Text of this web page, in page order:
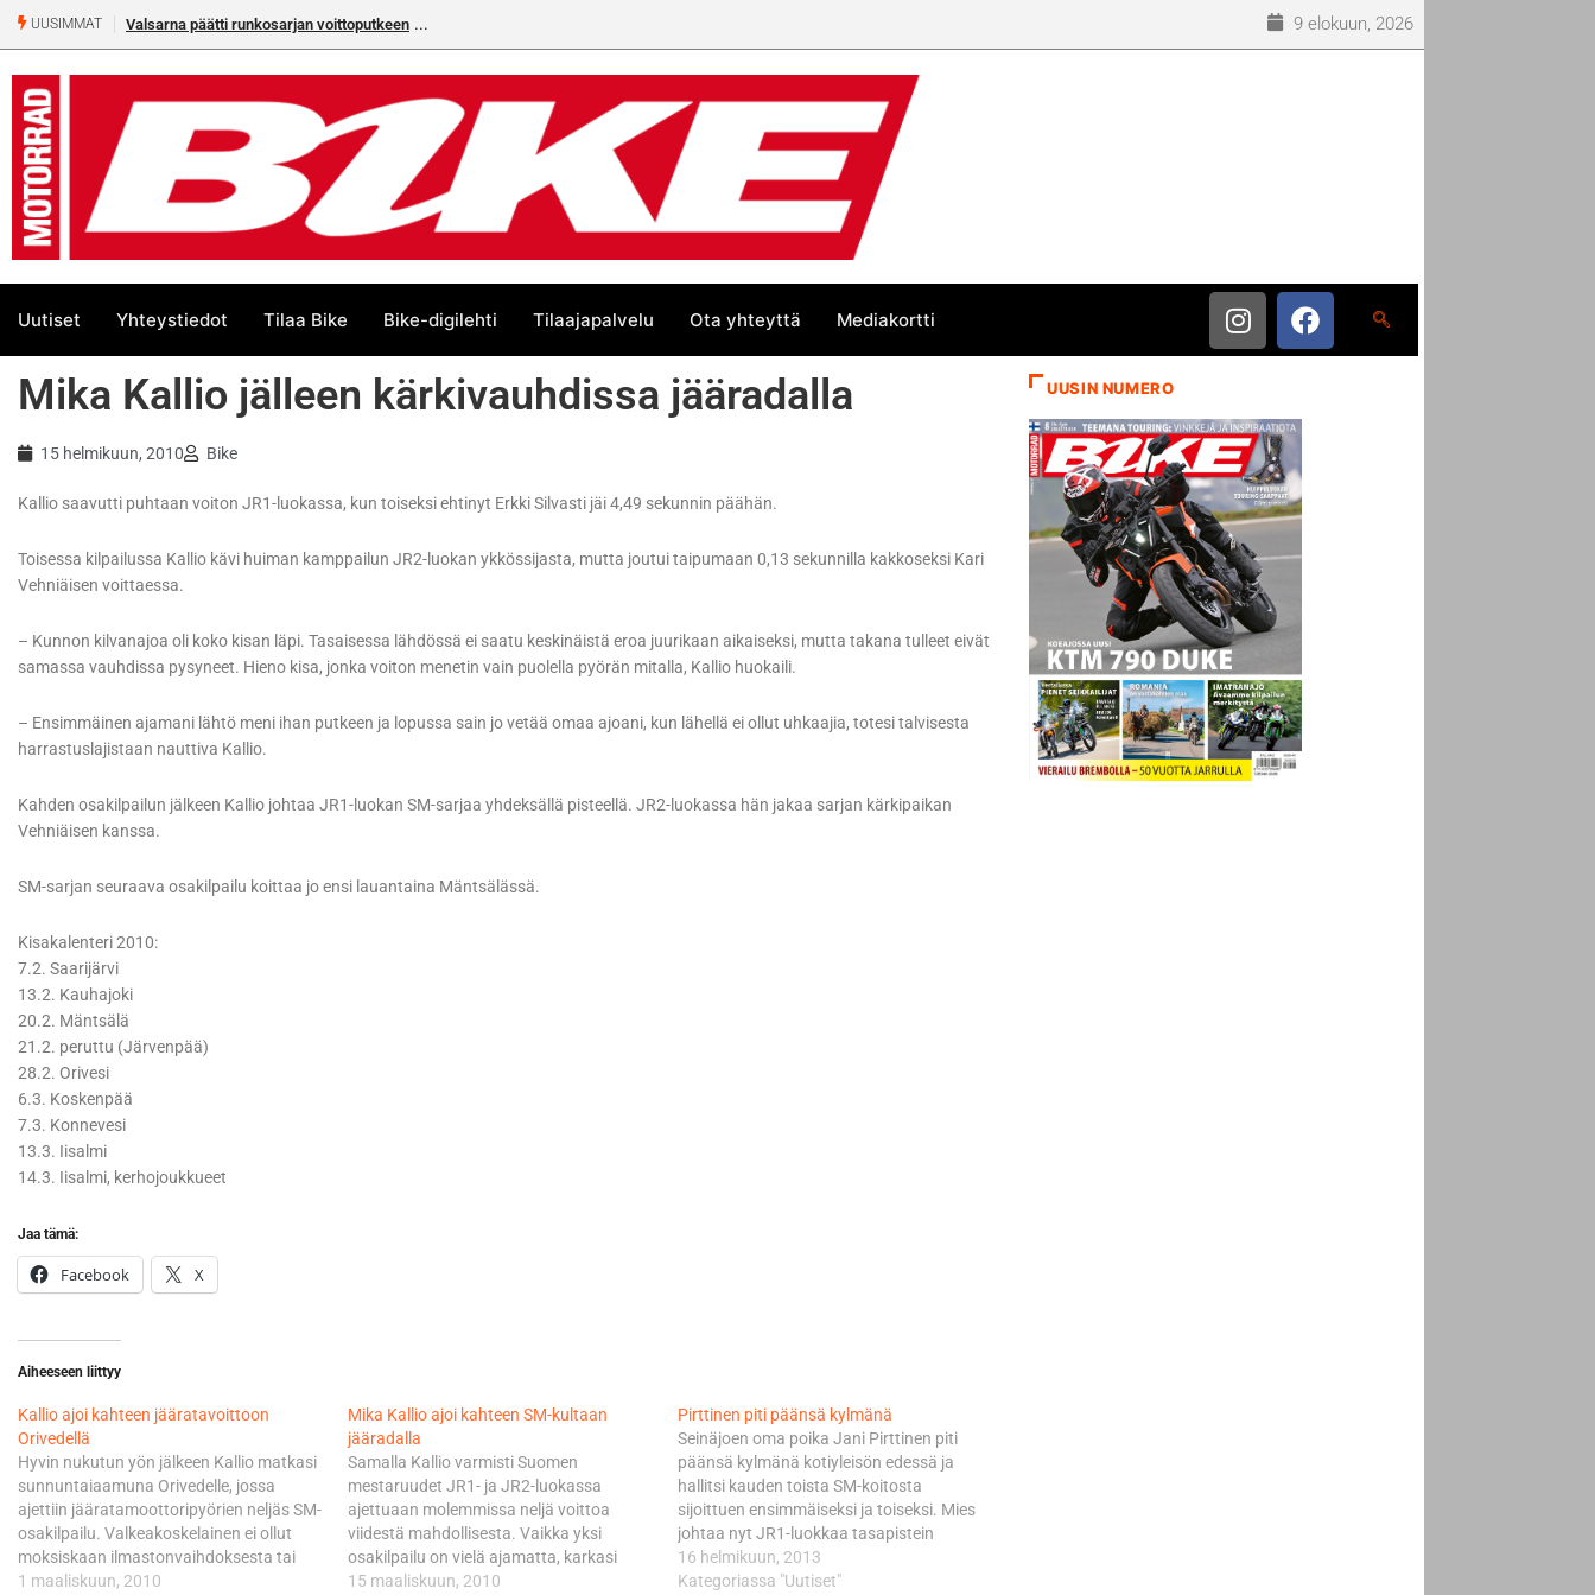
UUSIMMAT Valsarna päätti runkosarjan voittoputkeen 9 elokuun, 2026
Uutiset Yhteystiedot Tilaa Bike Bike-digilehti Tilaajapalvelu Ota yhteyttä Mediakortti
Mika Kallio jälleen kärkivauhdissa jääradalla
15 helmikuun, 2010 Bike
Kallio saavutti puhtaan voiton JR1-luokassa, kun toiseksi ehtinyt Erkki Silvasti jäi 4,49 sekunnin päähän.
Toisessa kilpailussa Kallio kävi huiman kamppailun JR2-luokan ykkössijasta, mutta joutui taipumaan 0,13 sekunnilla kakkoseksi Kari
Vehniäisen voittaessa.
– Kunnon kilvanajoa oli koko kisan läpi. Tasaisessa lähdössä ei saatu keskinäistä eroa juurikaan aikaiseksi, mutta takana tulleet eivät
samassa vauhdissa pysyneet. Hieno kisa, jonka voiton menetin vain puolella pyörän mitalla, Kallio huokaili.
– Ensimmäinen ajamani lähtö meni ihan putkeen ja lopussa sain jo vetää omaa ajoani, kun lähellä ei ollut uhkaajia, totesi talvisesta
harrastuslajistaan nauttiva Kallio.
Kahden osakilpailun jälkeen Kallio johtaa JR1-luokan SM-sarjaa yhdeksällä pisteellä. JR2-luokassa hän jakaa sarjan kärkipaikan
Vehniäisen kanssa.
SM-sarjan seuraava osakilpailu koittaa jo ensi lauantaina Mäntsälässä.
Kisakalenteri 2010:
7.2. Saarijärvi
13.2. Kauhajoki
20.2. Mäntsälä
21.2. peruttu (Järvenpää)
28.2. Orivesi
6.3. Koskenpää
7.3. Konnevesi
13.3. Iisalmi
14.3. Iisalmi, kerhojoukkueet
Jaa tämä:
Facebook X
Aiheeseen liittyy
Kallio ajoi kahteen jääratavoittoon
Orivedellä
Hyvin nukutun yön jälkeen Kallio matkasi
sunnuntaiaamuna Orivedelle, jossa
ajettiin jääratamoottoripyörien neljäs SM-
osakilpailu. Valkeakoskelainen ei ollut
moksiskaan ilmastonvaihdoksesta tai
aikaeron rasituksista ajaessaan kahteen
1 maaliskuun, 2010
Mika Kallio ajoi kahteen SM-kultaan
jääradalla
Samalla Kallio varmisti Suomen
mestaruudet JR1- ja JR2-luokassa
ajettuaan molemmissa neljä voittoa
viidestä mahdollisesta. Vaikka yksi
osakilpailu on vielä ajamatta, karkasi
Kallio tavoittamattomiin lähimmältä
15 maaliskuun, 2010
Pirttinen piti päänsä kylmänä
Seinäjoen oma poika Jani Pirttinen piti
päänsä kylmänä kotiyleisön edessä ja
hallitsi kauden toista SM-koitosta
sijoittuen ensimmäiseksi ja toiseksi. Mies
johtaa nyt JR1-luokkaa tasapistein
Konneveden Kari Vehniäisen kanssa ja on
JR2-luokassa toisena. - JR1-luokan
16 helmikuun, 2013
Kategoriassa "Uutiset"
UUSIN NUMERO